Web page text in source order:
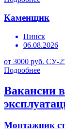
Каменщик
Пинск
06.08.2026
от 3000 руб. СУ-
Подробнее
Вакансии
Монтажник